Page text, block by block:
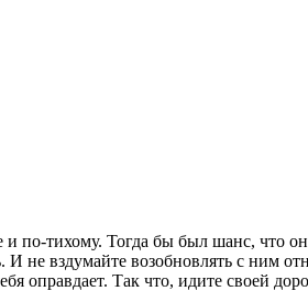
по-тихому. Тогда бы был шанс, что он
И не вздумайте возобновлять с ним
оправдает. Так что, идите своей